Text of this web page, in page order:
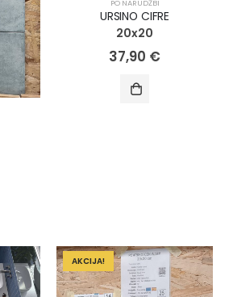
PO NARUDŽBI
URSINO CIFRE
20x20
37,90 €
AKCIJA!